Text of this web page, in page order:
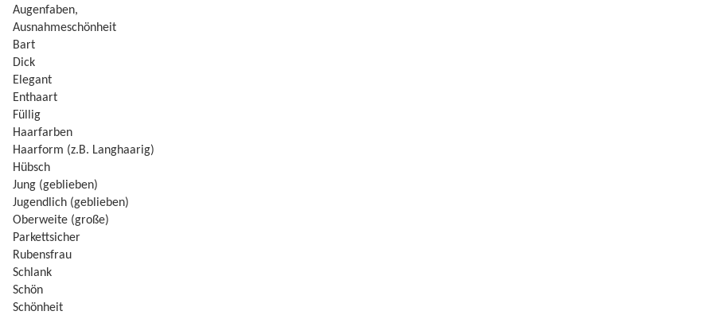
Augenfaben,
Ausnahmeschönheit
Bart
Dick
Elegant
Enthaart
Füllig
Haarfarben
Haarform (z.B. Langhaarig)
Hübsch
Jung (geblieben)
Jugendlich (geblieben)
Oberweite (große)
Parkettsicher
Rubensfrau
Schlank
Schön
Schönheit